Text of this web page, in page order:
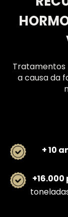
Tratamentos
a causa da
+ 10